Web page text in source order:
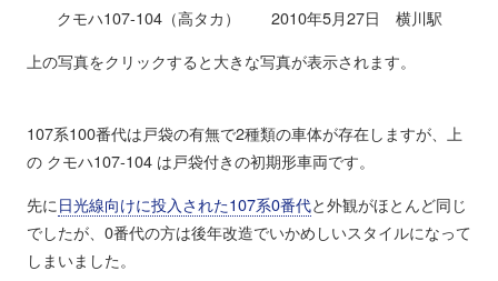
クモハ107-104（高タカ） 2010年5月27日 横川駅
上の写真をクリックすると大きな写真が表示されます。
107系100番代は戸袋の有無で2種類の車体が存在しますが、上
の クモハ107-104 は戸袋付きの初期形車両です。
先に日光線向けに投入された107系0番代と外観がほとんど同じ
でしたが、0番代の方は後年改造でいかめしいスタイルになって
しまいました。